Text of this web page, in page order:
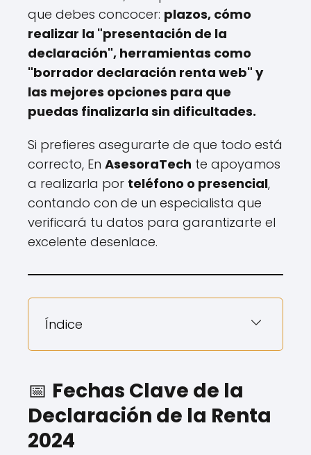
que debes concocer: plazos, cómo
realizar la "presentación de la
declaración", herramientas como
"borrador declaración renta web" y
las mejores opciones para que
puedas finalizarla sin dificultades.
Si prefieres asegurarte de que todo está
correcto, En AsesoraTech te apoyamos
a realizarla por teléfono o presencial,
contando con de un especialista que
verificará tu datos para garantizarte el
excelente desenlace.
Índice
📅 Fechas Clave de la
Declaración de la Renta
2024